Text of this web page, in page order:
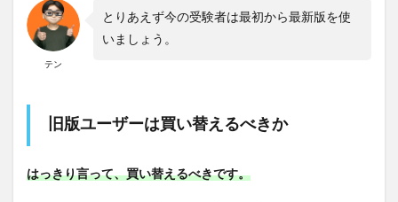
テン
とりあえず今の受験者は最初から最新版を使
いましょう。
旧版ユーザーは買い替えるべきか
はっきり言って、買い替えるべきです。